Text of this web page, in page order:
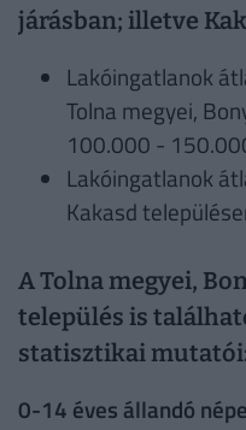
járásban; illetve
Lakóingatlanok
Tolna megyei,
100.000 -
Lakóingatlanok
Kakasd
A Tolna megyei,
település is
statisztikai
0-14 éves állandó